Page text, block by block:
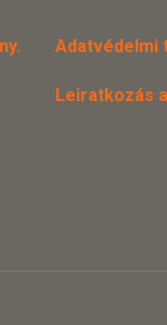
Adatvédelmi
Leiratkozás